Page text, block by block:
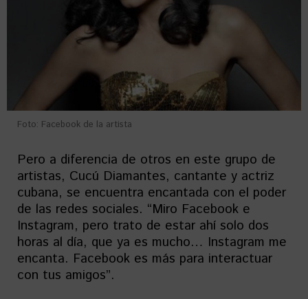
Foto: Facebook de la artista
Pero a diferencia de otros en este grupo de
artistas, Cucú Diamantes, cantante y actriz
cubana, se encuentra encantada con el poder
de las redes sociales. “Miro Facebook e
Instagram, pero trato de estar ahí solo dos
horas al día, que ya es mucho… Instagram me
encanta. Facebook es más para interactuar
con tus amigos”.